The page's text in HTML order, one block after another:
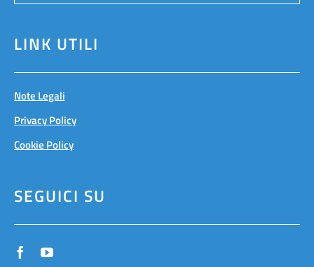
LINK UTILI
Note Legali
Privacy Policy
Cookie Policy
SEGUICI SU